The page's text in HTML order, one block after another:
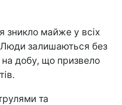
зникло майже у всіх
Люди залишаються без
на добу, що призвело
та